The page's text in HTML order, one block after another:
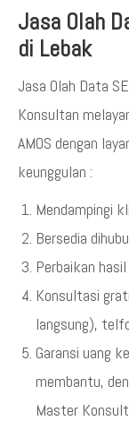
Jasa Olah
di Lebak
Jasa Olah Data
Konsultan
AMOS dengan
keunggulan :
Mendampingi
Bersedia
Perbaikan
Konsultasi
langsung),
Garansi uang
membantu,
Master